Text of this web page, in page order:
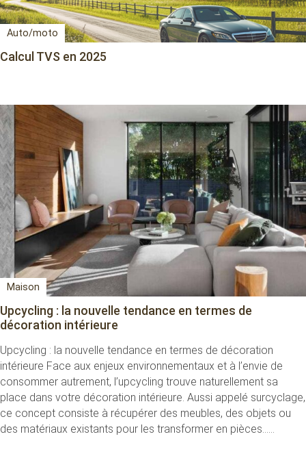
Auto/moto
Calcul TVS en 2025
Maison
Upcycling : la nouvelle tendance en termes de
décoration intérieure
Upcycling : la nouvelle tendance en termes de décoration
intérieure Face aux enjeux environnementaux et à l’envie de
consommer autrement, l’upcycling trouve naturellement sa
place dans votre décoration intérieure. Aussi appelé surcyclage,
ce concept consiste à récupérer des meubles, des objets ou
des matériaux existants pour les transformer en pièces…...